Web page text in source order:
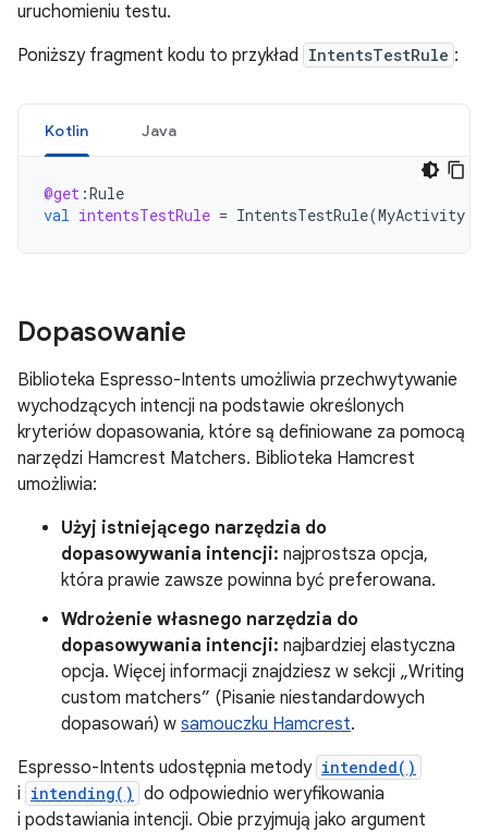
uruchomieniu testu.
Poniższy fragment kodu to przykład IntentsTestRule :
Kotlin Java
@get :Rule
val intentsTestRule = IntentsTestRule(MyActivity
Dopasowanie
Biblioteka Espresso-Intents umożliwia przechwytywanie
wychodzących intencji na podstawie określonych
kryteriów dopasowania, które są definiowane za pomocą
narzędzi Hamcrest Matchers. Biblioteka Hamcrest
umożliwia:
Użyj istniejącego narzędzia do
dopasowywania intencji: najprostsza opcja,
która prawie zawsze powinna być preferowana.
Wdrożenie własnego narzędzia do
dopasowywania intencji: najbardziej elastyczna
opcja. Więcej informacji znajdziesz w sekcji „Writing
custom matchers” (Pisanie niestandardowych
dopasowań) w samouczku Hamcrest.
Espresso-Intents udostępnia metody intended()
i intending() do odpowiednio weryfikowania
i podstawiania intencji. Obie przyjmują jako argument